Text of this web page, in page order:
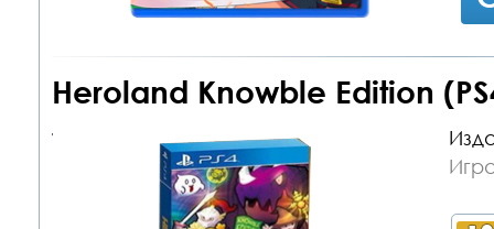
Heroland Knowble Edition